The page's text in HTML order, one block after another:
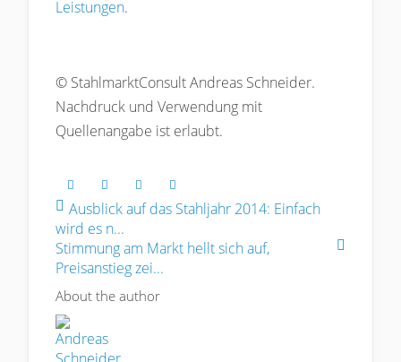
Leistungen.
© StahlmarktConsult Andreas Schneider.
Nachdruck und Verwendung mit
Quellenangabe ist erlaubt.
Ausblick auf das Stahljahr 2014: Einfach
wird es n...
Stimmung am Markt hellt sich auf,
Preisanstieg zei...
About the author